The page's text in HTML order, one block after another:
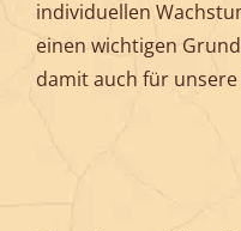
individuellen
einen wichtigen
damit auch für unsere